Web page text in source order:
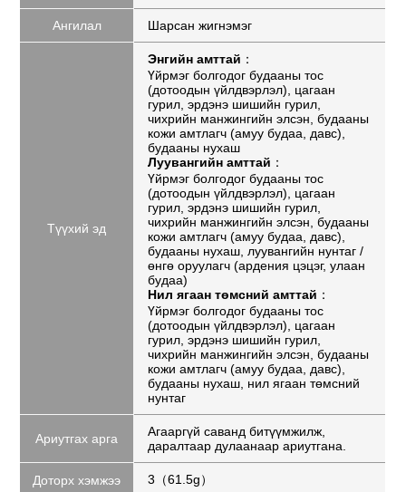
Ангилал Шарсан жигнэмэг
Түүхий эд
Энгийн амттай ：
Үйрмэг болгодог будааны тос
(дотоодын үйлдвэрлэл), цагаан
гурил, эрдэнэ шишийн гурил,
чихрийн манжингийн элсэн, будааны
кожи амтлагч (амуу будаа, давс),
будааны нухаш
Луувангийн амттай ：
Үйрмэг болгодог будааны тос
(дотоодын үйлдвэрлэл), цагаан
гурил, эрдэнэ шишийн гурил,
чихрийн манжингийн элсэн, будааны
кожи амтлагч (амуу будаа, давс),
будааны нухаш, луувангийн нунтаг /
өнгө оруулагч (ардения цэцэг, улаан
будаа)
Нил ягаан төмсний амттай ：
Үйрмэг болгодог будааны тос
(дотоодын үйлдвэрлэл), цагаан
гурил, эрдэнэ шишийн гурил,
чихрийн манжингийн элсэн, будааны
кожи амтлагч (амуу будаа, давс),
будааны нухаш, нил ягаан төмсний
нунтаг
Ариутгах арга
Агааргүй саванд битүүмжилж,
даралтаар дулаанаар ариутгана.
Доторх хэмжээ 3（61.5g）